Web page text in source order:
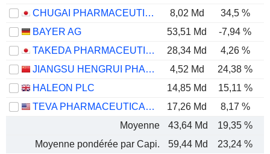
CHUGAI PHARMACEUTICAL CO., LTD.
8,02 Md 34,5 %
BAYER AG
53,51 Md -7,94 %
TAKEDA PHARMACEUTICAL COMPANY LIMITED
28,34 Md 4,26 %
JIANGSU HENGRUI PHARMACEUTICALS CO.,LTD
4,52 Md 24,38 %
HALEON PLC
14,85 Md 15,11 %
TEVA PHARMACEUTICAL INDUSTRIES LIMITED
17,26 Md 8,17 %
Moyenne
43,64 Md 19,35 %
Moyenne pondérée par Capi.
59,44 Md 23,24 %